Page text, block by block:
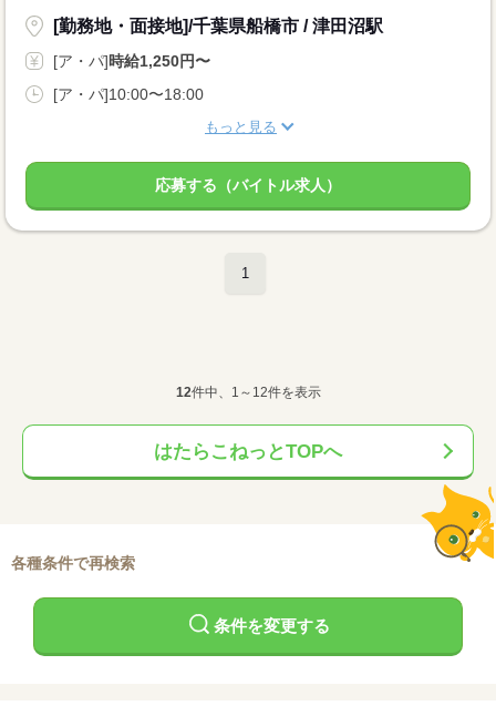
[勤務地・面接地]/千葉県船橋市 / 津田沼駅
[ア・パ]時給1,250円〜
[ア・パ]10:00〜18:00
もっと見る
応募する（バイトル求人）
1
12件中、1～12件を表示
はたらこねっとTOPへ
各種条件で再検索
条件を変更する